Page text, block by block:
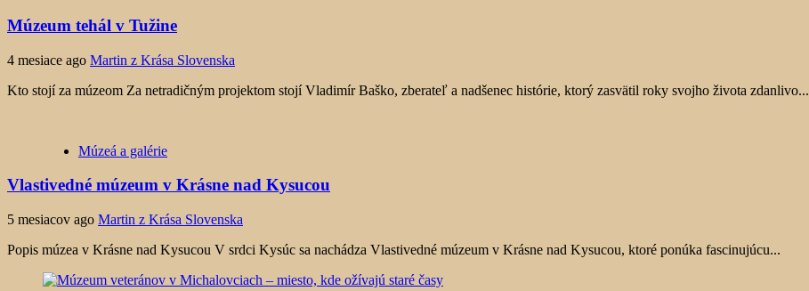
Múzeum tehál v Tužine
4 mesiace ago Martin z Krása Slovenska
Kto stojí za múzeom Za netradičným projektom stojí Vladimír Baško, zberateľ a nadšenec histórie, ktorý zasvätil roky svojho života zdanlivo...
Múzeá a galérie
Vlastivedné múzeum v Krásne nad Kysucou
5 mesiacov ago Martin z Krása Slovenska
Popis múzea v Krásne nad Kysucou V srdci Kysúc sa nachádza Vlastivedné múzeum v Krásne nad Kysucou, ktoré ponúka fascinujúcu...